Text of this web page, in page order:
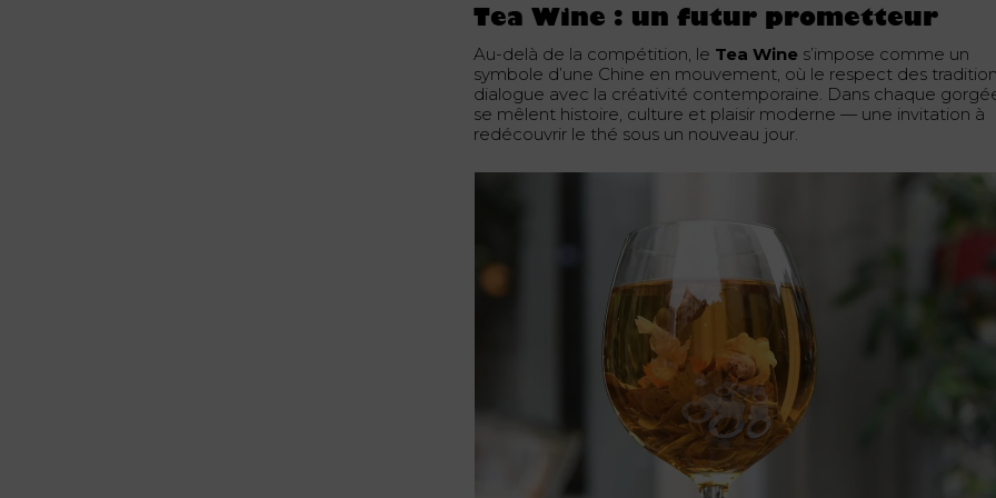
Tea Wine : un futur prometteur
Au-delà de la compétition, le Tea Wine s’impose comme un
symbole d’une Chine en mouvement, où le respect des
dialogue avec la créativité contemporaine. Dans chaque
se mêlent histoire, culture et plaisir moderne — une invitation à
redécouvrir le thé sous un nouveau jour.